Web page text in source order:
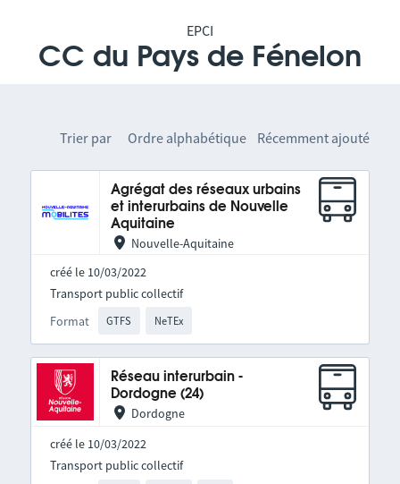
EPCI
CC du Pays de Fénelon
Trier par Ordre alphabétique Récemment ajouté
Agrégat des réseaux urbains
et interurbains de Nouvelle
Aquitaine
Nouvelle-Aquitaine
créé le 10/03/2022
Format GTFS NeTEx
Transport public collectif
Réseau interurbain -
Dordogne (24)
Dordogne
créé le 10/03/2022
Transport public collectif